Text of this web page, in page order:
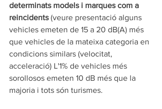
determinats models i marques com a
reincidents (veure presentació alguns
vehicles emeten de 15 a 20 dB(A) més
que vehicles de la mateixa categoria en
condicions similars (velocitat,
acceleració) L'1% de vehicles més
sorollosos emeten 10 dB més que la
majoria i tots són turismes.